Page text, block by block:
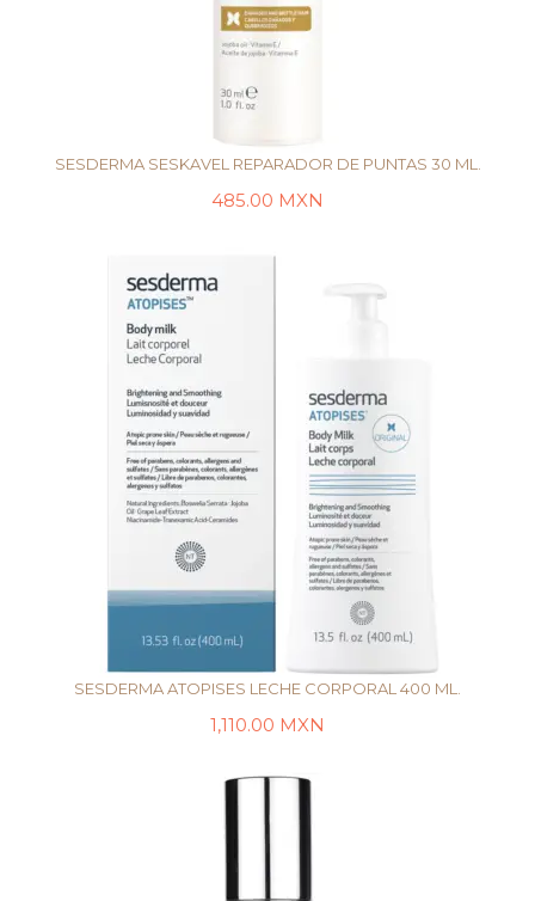
SESDERMA SESKAVEL REPARADOR DE PUNTAS 30 ML.
485.00 MXN
SESDERMA ATOPISES LECHE CORPORAL 400 ML.
1,110.00 MXN